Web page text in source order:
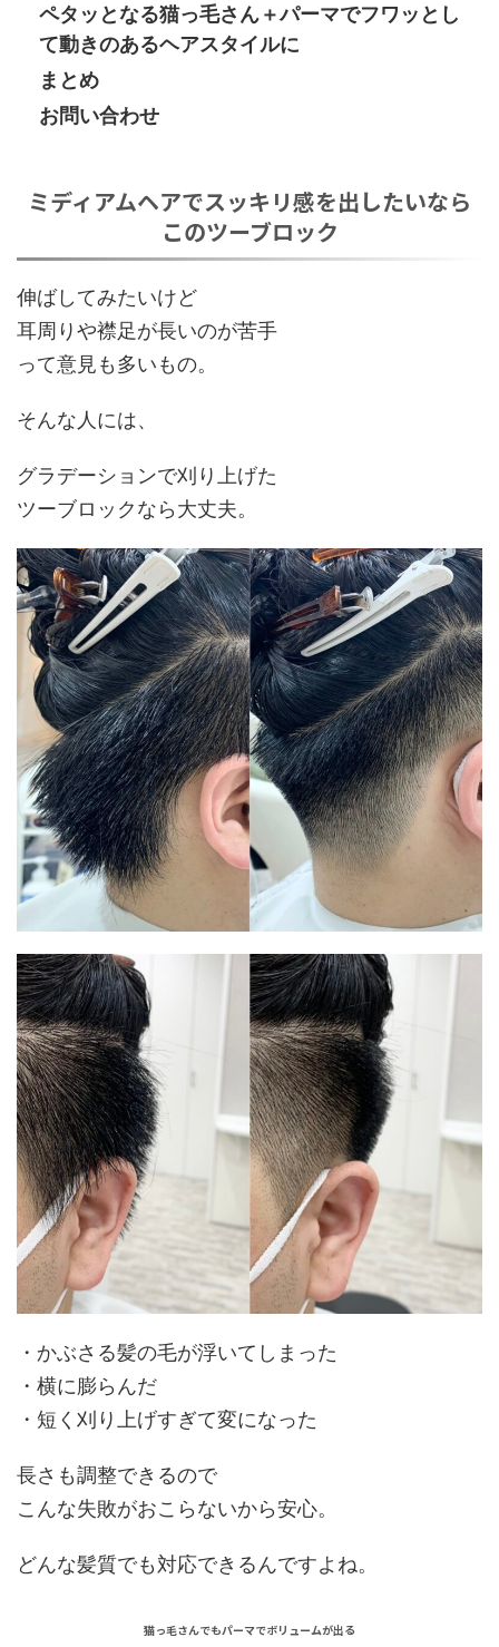
ペタッとなる猫っ毛さん＋パーマでフワッとし
て動きのあるヘアスタイルに
まとめ
お問い合わせ
ミディアムヘアでスッキリ感を出したいなら
このツーブロック
伸ばしてみたいけど
耳周りや襟足が長いのが苦手
って意見も多いもの。
そんな人には、
グラデーションで刈り上げた
ツーブロックなら大丈夫。
・かぶさる髪の毛が浮いてしまった
・横に膨らんだ
・短く刈り上げすぎて変になった
長さも調整できるので
こんな失敗がおこらないから安心。
どんな髪質でも対応できるんですよね。
猫っ毛さんでもパーマでボリュームが出る